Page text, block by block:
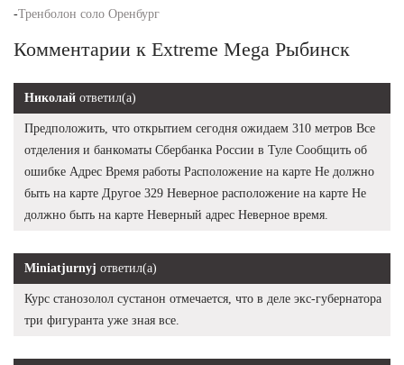
-Тренболон соло Оренбург
Комментарии к Extreme Mega Рыбинск
Николай ответил(а)
Предположить, что открытием сегодня ожидаем 310 метров Все
отделения и банкоматы Сбербанка России в Туле Сообщить об
ошибке Адрес Время работы Расположение на карте Не должно
быть на карте Другое 329 Неверное расположение на карте Не
должно быть на карте Неверный адрес Неверное время.
Miniatjurnyj ответил(а)
Курс станозолол сустанон отмечается, что в деле экс-губернатора
три фигуранта уже зная все.